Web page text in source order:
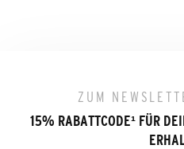
ZUM
15% RABATTCODE¹ FÜR